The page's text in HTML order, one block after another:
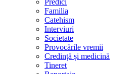
Predici
Familia
Catehism
Interviuri
Societate
Provocările vremii
Credință și medicină
Tineret